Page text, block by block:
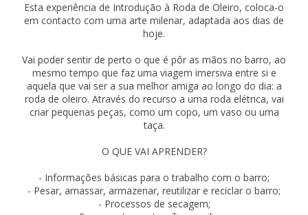
Esta experiência de Introdução à Roda de Oleiro, coloca-o
em contacto com uma arte milenar, adaptada aos dias de
hoje.
Vai poder sentir de perto o que é pôr as mãos no barro, ao
mesmo tempo que faz uma viagem imersiva entre si e
aquela que vai ser a sua melhor amiga ao longo do dia: a
roda de oleiro. Através do recurso a uma roda elétrica, vai
criar pequenas peças, como um copo, um vaso ou uma
taça.
O QUE VAI APRENDER?
- Informações básicas para o trabalho com o barro;
- Pesar, amassar, armazenar, reutilizar e reciclar o barro;
- Processos de secagem;